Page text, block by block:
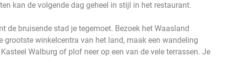
kan de volgende dag geheel in stijl in het restaurant.
de bruisende stad je tegemoet. Bezoek het Waasland
grootste winkelcentra van het land, maak een wandeling
Walburg of plof neer op een van de vele terrassen. Je